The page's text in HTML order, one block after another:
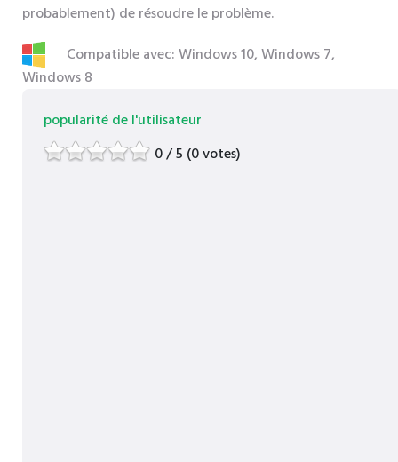
probablement) de résoudre le problème.
Compatible avec: Windows 10, Windows 7,
Windows 8
popularité de l'utilisateur
0 / 5 (0 votes)